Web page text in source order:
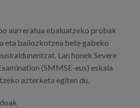
aurreratua ebaluatzeko probak
eta baliozkotzea bete gabeko
Lan honek Severe
(SMMSE-eus) eskala
azterketa egiten du.